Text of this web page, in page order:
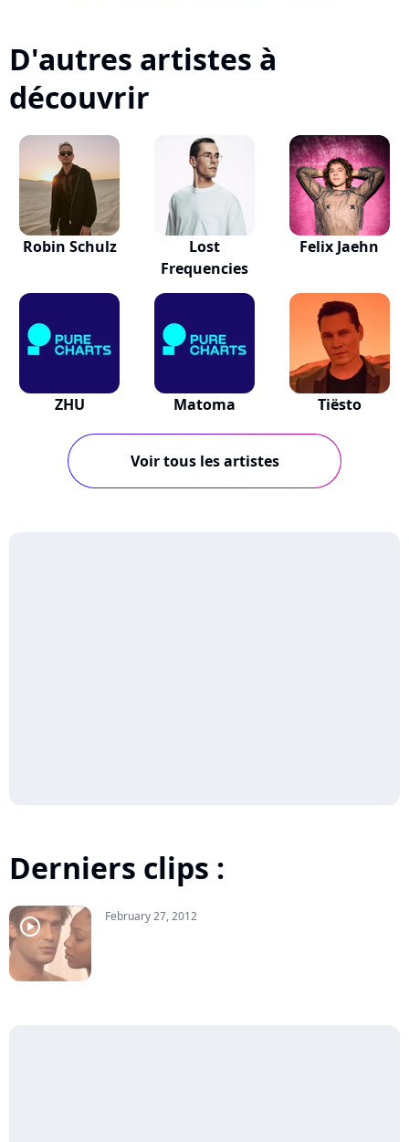
D'autres artistes à
découvrir
Robin Schulz
Lost
Frequencies
Felix Jaehn
ZHU Matoma Tiësto
Voir tous les artistes
Derniers clips :
player2 February 27, 2012